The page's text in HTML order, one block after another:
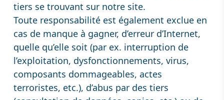
tiers se trouvant sur notre site.
Toute responsabilité est également exclue en
cas de manque à gagner, d’erreur d’Internet,
quelle qu’elle soit (par ex. interruption de
l’exploitation, dysfonctionnements, virus,
composants dommageables, actes
terroristes, etc.), d’abus par des tiers